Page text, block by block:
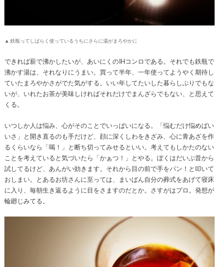
▲ 鉄瓶ってしばらく使っているうちにさらに湯がまろやかに
できれば薪で沸かしたいが、あいにくのIHコンロである。それでも鉄瓶で
沸かす湯は、それなりにうまい。買って半年、一年使ってようやく期待し
ていたまろやかさがでた気がする。いい年してたいした暮らしぶりでもな
いが、いれたお茶が美味しければそれだけでまんざらでもない、と思えて
くる。
いつしか人は悩み、心がそのことでいっぱいになる。「悩むだけ悩めばい
いさ」と開き直るのも手だけど、顔に深くしわをきざみ、心に青あざを作
るくらいなら「喝！」と断ち切ってみせるといい。考えてもしかたのない
ことを考えていると気づいたら「かぁつ！」とやる。ぼくはだいぶ昔から
試してるけど、あんがい効きます。それから目の前で手をパン！と叩いて
おしまい。とあるお坊さんに至っては、まいばん自分の葬式をあげて寝床
に入り、毎朝生き返るように目をさますのだとか。さすがはプロ。発想が
輪廻じみてる。